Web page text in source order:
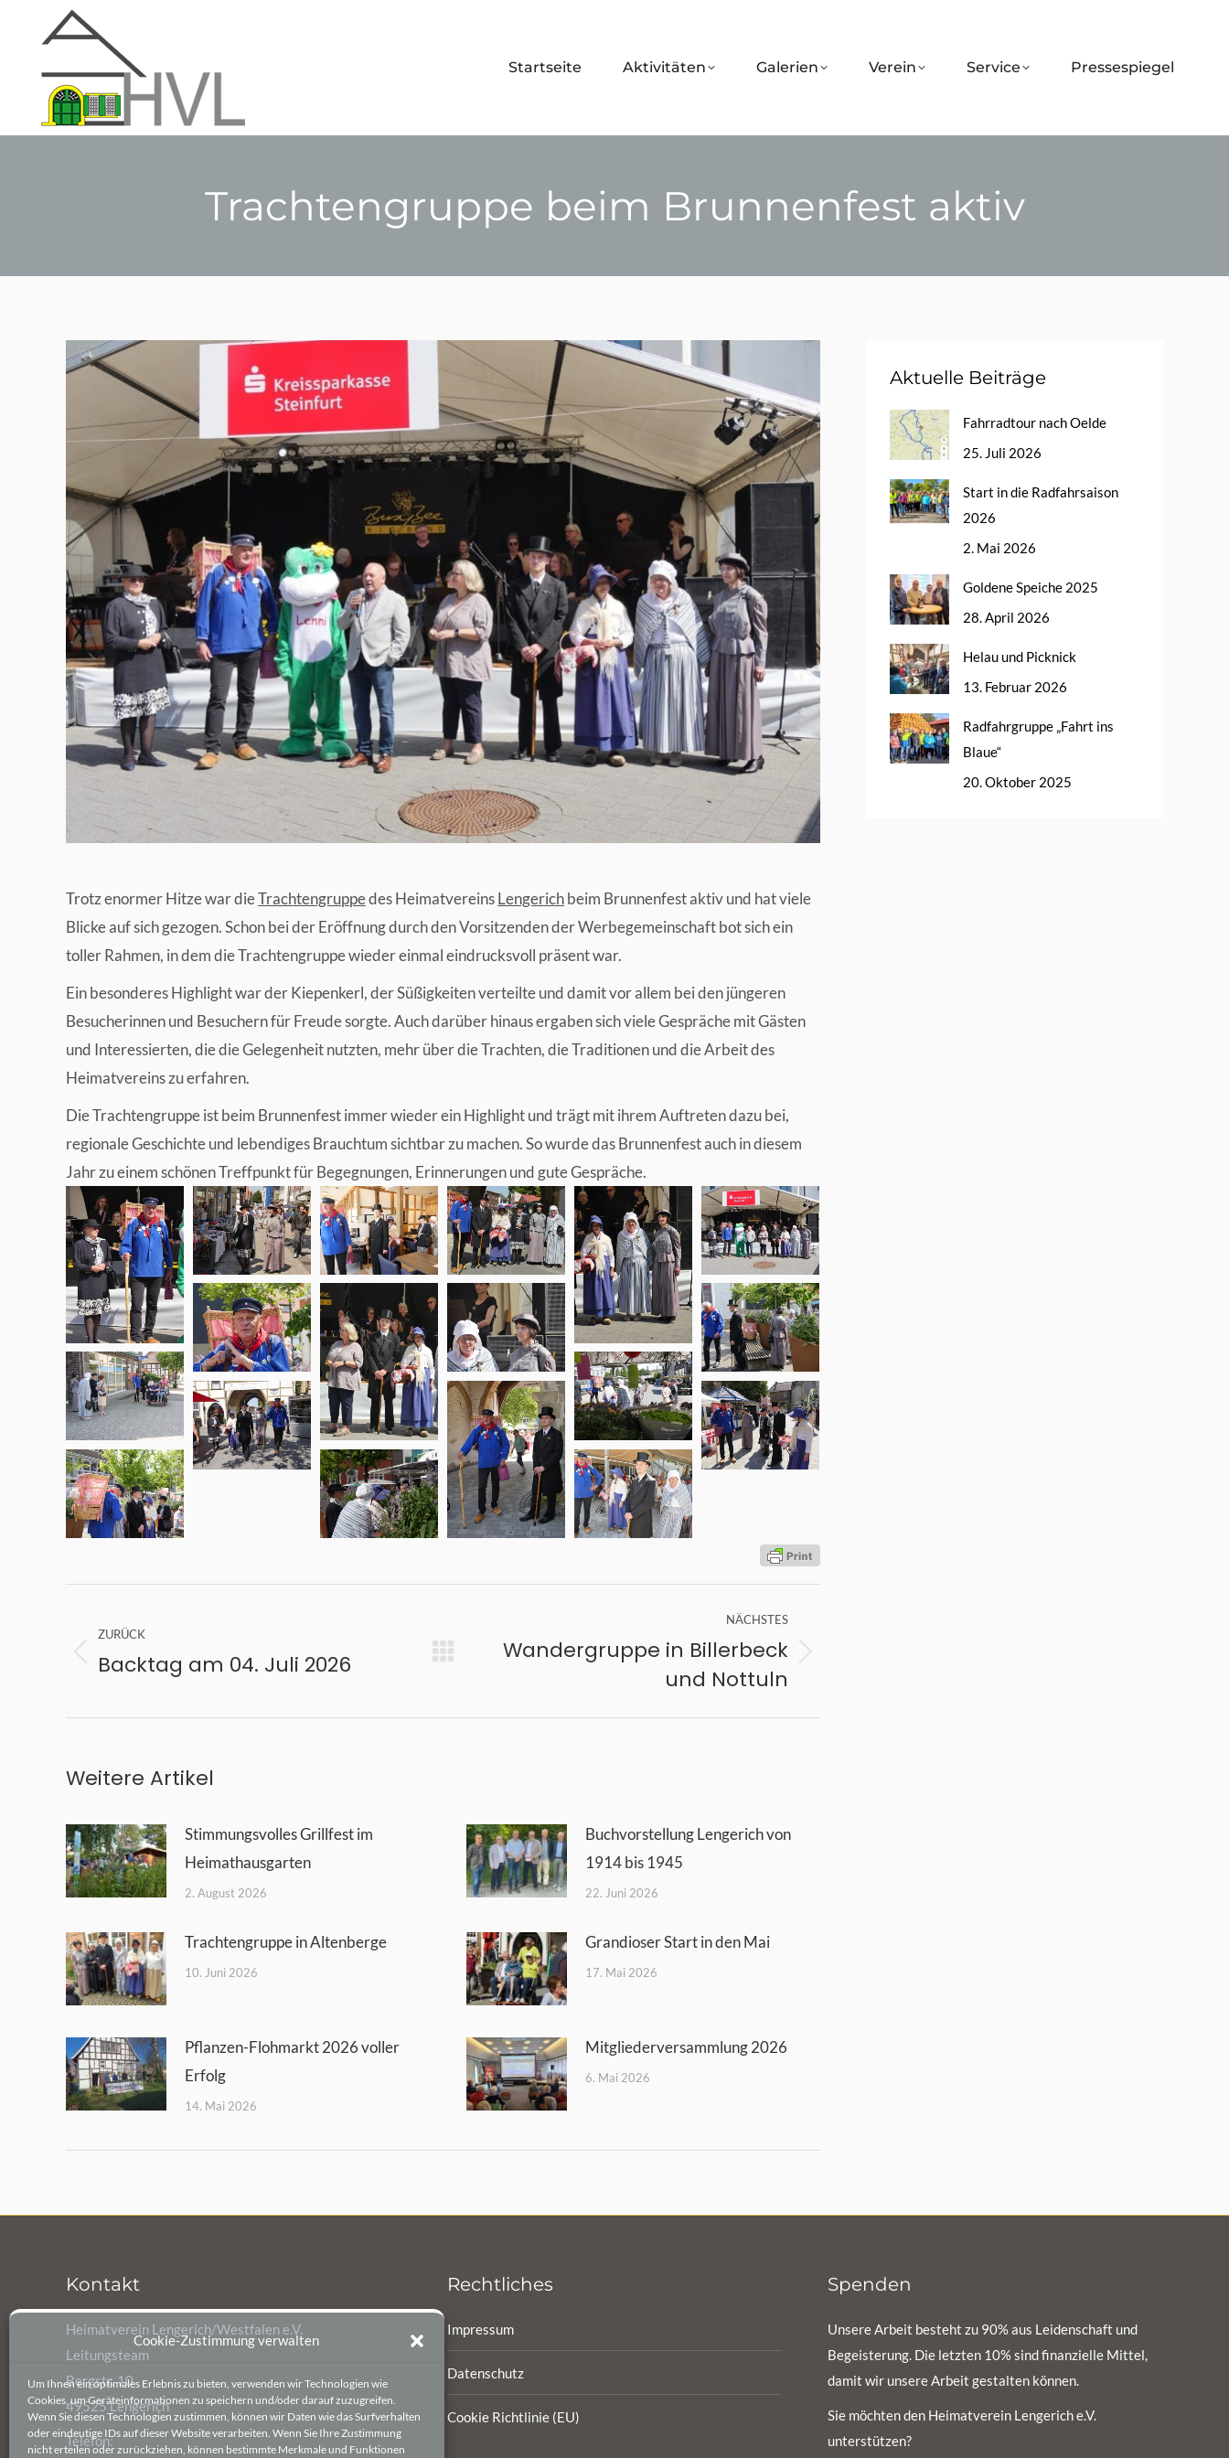
Cookie-Zustimmung verwalten
Um Ihnen ein optimales Erlebnis zu bieten, verwenden wir Technologien wie
Cookies, um Geräteinformationen zu speichern und/oder darauf zuzugreifen.
Wenn Sie diesen Technologien zustimmen, können wir Daten wie das Surfverhalten
oder eindeutige IDs auf dieser Website verarbeiten. Wenn Sie Ihre Zustimmung
nicht erteilen oder zurückziehen, können bestimmte Merkmale und Funktionen
Startseite Aktivitäten Galerien Verein Service Pressespiegel
Trachtengruppe beim Brunnenfest aktiv
Trotz enormer Hitze war dieTrachtengruppedes HeimatvereinsLengerichbeim Brunnenfest aktiv und hat viele
Blicke auf sich gezogen. Schon bei der Eröffnung durch den Vorsitzenden der Werbegemeinschaft bot sich ein
toller Rahmen, in dem die Trachtengruppe wieder einmal eindrucksvoll präsent war.
Ein besonderes Highlight war der Kiepenkerl, der Süßigkeiten verteilte und damit vor allem bei den jüngeren
Besucherinnen und Besuchern für Freude sorgte. Auch darüber hinaus ergaben sich viele Gespräche mit Gästen
und Interessierten, die die Gelegenheit nutzten, mehr über die Trachten, die Traditionen und die Arbeit des
Heimatvereins zu erfahren.
Die Trachtengruppe ist beim Brunnenfest immer wieder ein Highlight und trägt mit ihrem Auftreten dazu bei,
regionale Geschichte und lebendiges Brauchtum sichtbar zu machen. So wurde das Brunnenfest auch in diesem
Jahr zu einem schönen Treffpunkt für Begegnungen, Erinnerungen und gute Gespräche.
ZURÜCK
Vorheriger
Backtag am 04. Juli 2026
NÄCHSTES
Wandergruppe in Billerbeck
und Nottuln
Weitere Artikel
Stimmungsvolles Grillfest im
Heimathausgarten
2. August 2026
Buchvorstellung Lengerich von
1914 bis 1945
22. Juni 2026
Trachtengruppe in Altenberge
10. Juni 2026
Grandioser Start in den Mai
17. Mai 2026
Pflanzen-Flohmarkt 2026 voller
Erfolg
14. Mai 2026
Mitgliederversammlung 2026
6. Mai 2026
Aktuelle Beiträge
Fahrradtour nach Oelde
25. Juli 2026
Start in die Radfahrsaison
2026
2. Mai 2026
Goldene Speiche 2025
28. April 2026
Helau und Picknick
13. Februar 2026
Radfahrgruppe „Fahrt ins
Blaue“
20. Oktober 2025
Kontakt
Heimatverein Lengerich/Westfalen e.V.
Leitungsteam
Bergstr. 10
49525 Lengerich
Telefon:
Rechtliches
Impressum
Datenschutz
Cookie Richtlinie (EU)
Spenden
Unsere Arbeit besteht zu 90% aus Leidenschaft und
Begeisterung. Die letzten 10% sind finanzielle Mittel,
damit wir unsere Arbeit gestalten können.
Sie möchten den Heimatverein Lengerich e.V.
unterstützen?